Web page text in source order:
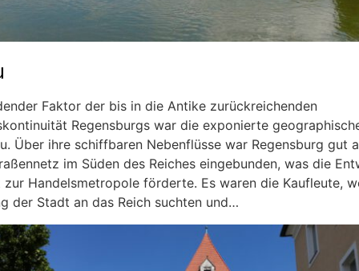
Faktor der bis in die Antike zurückreichenden
Regensburgs war die exponierte
Über ihre schiffbaren Nebenflüsse war Regensburg gut
im Süden des Reiches eingebunden, was die
Handelsmetropole förderte. Es waren die Kaufleute,
der Stadt an das Reich suchten und…